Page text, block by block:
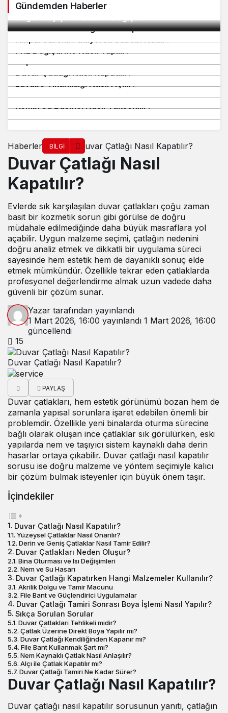
Gündemden Haberler
2
Karbüratör Temizliği Nasıl Yapılır?
3
Ampul Sürekli Patlıyorsa Sebebi Nedir?
4
5
6
7
8
9
10
Haberler BILGI Duvar Çatlağı Nasıl Kapatılır?
Duvar Çatlağı Nasıl
Kapatılır?
Evlerde sık karşılaşılan duvar çatlakları çoğu zaman
basit bir kozmetik sorun gibi görülse de doğru
müdahale edilmediğinde daha büyük masraflara yol
açabilir. Uygun malzeme seçimi, çatlağın nedenini
doğru analiz etmek ve dikkatli bir uygulama süreci
sayesinde hem estetik hem de dayanıklı sonuç elde
etmek mümkündür. Özellikle tekrar eden çatlaklarda
profesyonel değerlendirme almak uzun vadede daha
güvenli bir çözüm sunar.
Yazartarafından yayınlandı
1 Mart 2026, 16:00 yayınlandı 1 Mart 2026, 16:00
güncellendi
15
Duvar Çatlağı Nasıl Kapatılır?
PAYLAŞ
Duvar çatlakları, hem estetik görünümü bozan hem de
zamanla yapısal sorunlara işaret edebilen önemli bir
problemdir. Özellikle yeni binalarda oturma sürecine
bağlı olarak oluşan ince çatlaklar sık görülürken, eski
yapılarda nem ve taşıyıcı sistem kaynaklı daha derin
hasarlar ortaya çıkabilir. Duvar çatlağı nasıl kapatılır
sorusu ise doğru malzeme ve yöntem seçimiyle kalıcı
bir çözüm bulmak isteyenler için büyük önem taşır.
İçindekiler
Duvar Çatlağı Nasıl Kapatılır?
Yüzeysel Çatlaklar Nasıl Onarılır?
Derin ve Geniş Çatlaklar Nasıl Tamir Edilir?
Duvar Çatlakları Neden Oluşur?
Bina Oturması ve Isı Değişimleri
Nem ve Su Hasarı
Duvar Çatlağı Kapatırken Hangi Malzemeler Kullanılır?
Akrilik Dolgu ve Tamir Macunu
File Bant ve Güçlendirici Uygulamalar
Duvar Çatlağı Tamiri Sonrası Boya İşlemi Nasıl Yapılır?
Sıkça Sorulan Sorular
Duvar Çatlakları Tehlikeli midir?
Çatlak Üzerine Direkt Boya Yapılır mı?
Duvar Çatlağı Kendiliğinden Kapanır mı?
File Bant Kullanmak Şart mı?
Nem Kaynaklı Çatlak Nasıl Anlaşılır?
Alçı ile Çatlak Kapatılır mı?
Duvar Çatlağı Tamiri Ne Kadar Sürer?
Duvar Çatlağı Nasıl Kapatılır?
Duvar çatlağı nasıl kapatılır sorusunun yanıtı, çatlağın